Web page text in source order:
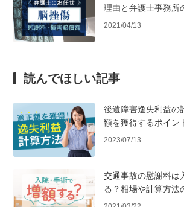
理由と弁護士事務所
2021/04/13
読んでほしい記事
後遺障害逸失利益の
額を獲得するポイン
2023/07/13
交通事故の慰謝料は
る？相場や計算方法